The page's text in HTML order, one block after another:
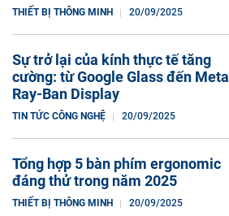
THIẾT BỊ THÔNG MINH 20/09/2025
Sự trở lại của kính thực tế tăng
cường: từ Google Glass đến Meta
Ray-Ban Display
TIN TỨC CÔNG NGHỆ 20/09/2025
Tổng hợp 5 bàn phím ergonomic
đáng thử trong năm 2025
THIẾT BỊ THÔNG MINH 20/09/2025